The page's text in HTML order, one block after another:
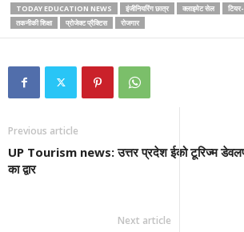
TODAY EDUCATION NEWS
इंजीनियरिंग छात्र क्लाइमेट सेल
तकनीकी शिक्षा
प्रोजेक्ट प्रैक्टिस रोजगार
Previous article
UP Tourism news: उत्तर प्रदेश ईको टूरिज्म
का द्वार
Next article